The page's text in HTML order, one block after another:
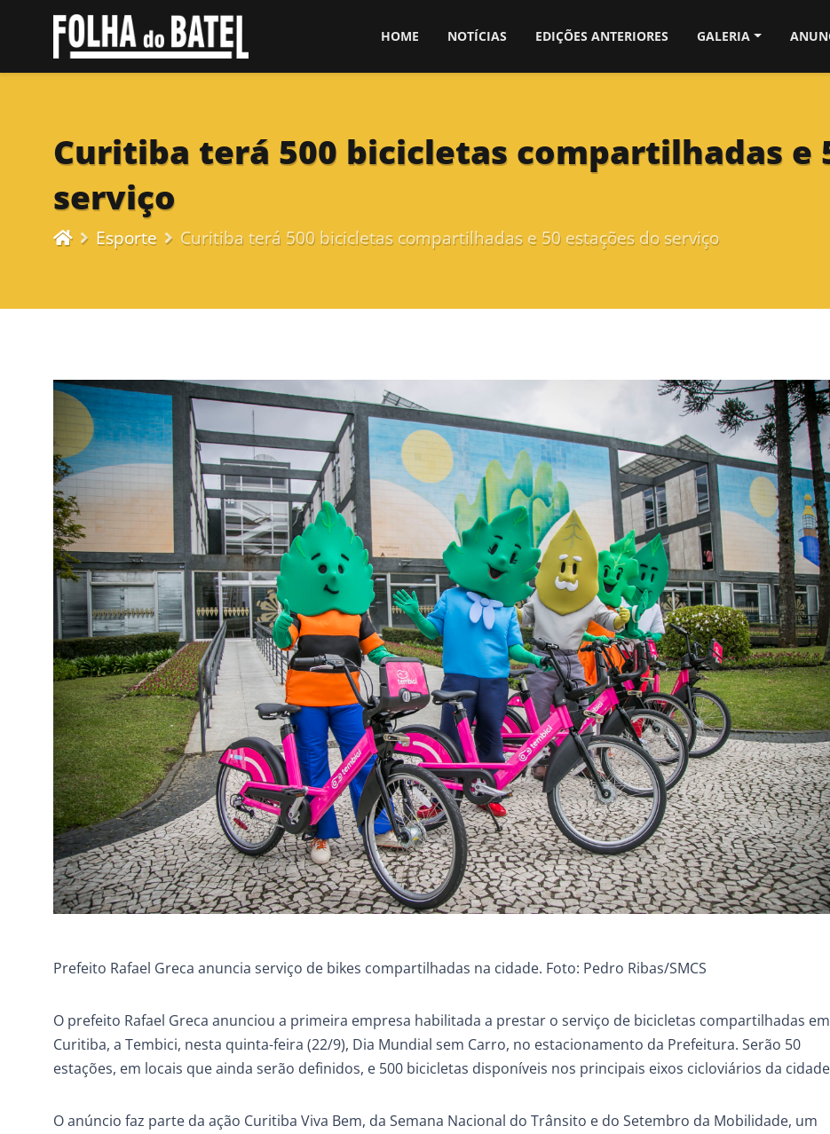
HOME NOTÍCIAS EDIÇÕES ANTERIORES GALERIA
Curitiba terá 500 bicicletas compartilhadas e
serviço
Esporte Curitiba terá 500 bicicletas compartilhadas e 50 estações do serviço
Prefeito Rafael Greca anuncia serviço de bikes compartilhadas na cidade. Foto: Pedro Ribas/SMCS
O prefeito Rafael Greca anunciou a primeira empresa habilitada a prestar o serviço de bicicletas compartilhadas em
Curitiba, a Tembici, nesta quinta-feira (22/9), Dia Mundial sem Carro, no estacionamento da Prefeitura. Serão 50
estações, em locais que ainda serão definidos, e 500 bicicletas disponíveis nos principais eixos cicloviários da
O anúncio faz parte da ação Curitiba Viva Bem, da Semana Nacional do Trânsito e do Setembro da Mobilidade, um